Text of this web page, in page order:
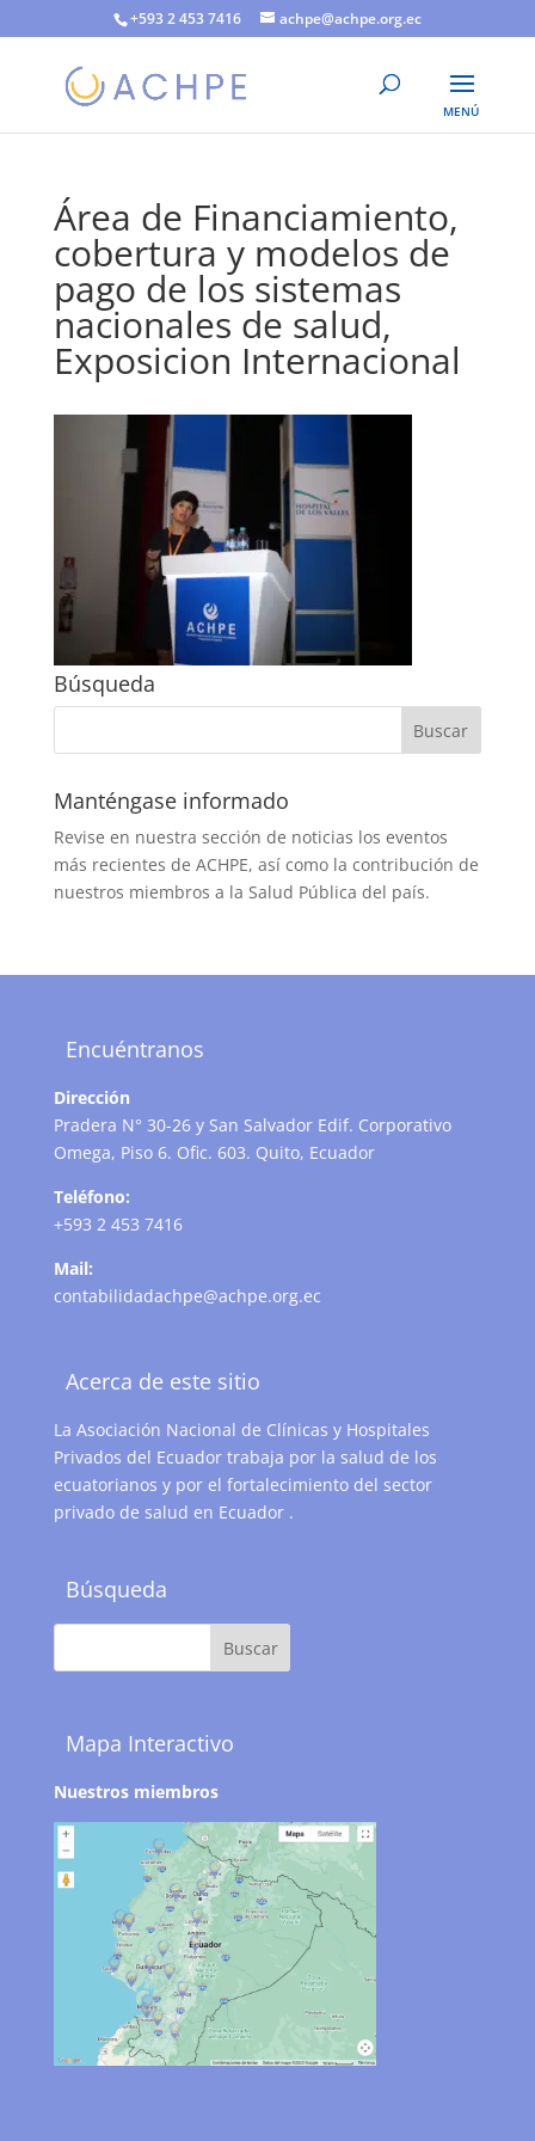
+593 2 453 7416 achpe@achpe.org.ec
Área de Financiamiento,
cobertura y modelos de
pago de los sistemas
nacionales de salud,
Exposicion Internacional
Búsqueda
Manténgase informado
Revise en nuestra sección de noticias los eventos
más recientes de ACHPE, así como la contribución de
nuestros miembros a la Salud Pública del país.
Encuéntranos
Dirección
Pradera N° 30-26 y San Salvador Edif. Corporativo
Omega, Piso 6. Ofic. 603. Quito, Ecuador
Teléfono:
+593 2 453 7416
Mail:
contabilidadachpe@achpe.org.ec
Acerca de este sitio
La Asociación Nacional de Clínicas y Hospitales
Privados del Ecuador trabaja por la salud de los
ecuatorianos y por el fortalecimiento del sector
privado de salud en Ecuador .
Búsqueda
Mapa Interactivo
Nuestros miembros